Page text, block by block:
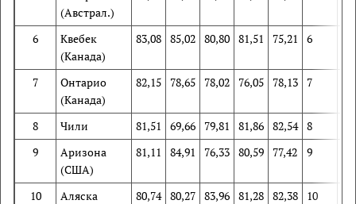
(Австрал.)
6
Квебек
(Канада)
83,08 85,02 80,80 81,51 75,21 6
7
Онтарио
(Канада)
82,15 78,65 78,02 76,05 78,13 7
8 Чили 81,51 69,66 79,81 81,86 82,54 8
9
Аризона
(США)
81,11 84,91 76,33 80,59 77,42 9
10
Аляска
80,74 80,27 83,96 81,28 82,38 10